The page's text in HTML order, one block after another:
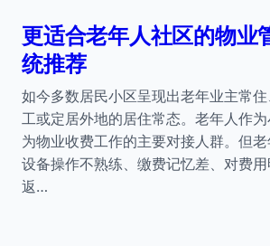
更适合老年人社区的物业
统推荐
如今多数居民小区呈现出老年业主常
工或定居外地的居住常态。老年人作
为物业收费工作的主要对接人群。但
设备操作不熟练、缴费记忆差、对费
返…